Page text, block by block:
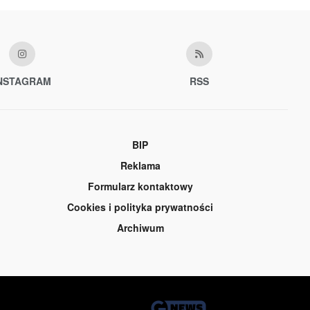
RSS
BIP
Reklama
Formularz kontaktowy
Cookies i polityka prywatności
Archiwum